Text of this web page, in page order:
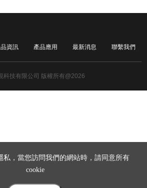
私，當您訪問我們的網站時，請同意所有
cookie
資訊 產品應用 最新消息 聯繫我們
科技有限公司 版權所有@2026